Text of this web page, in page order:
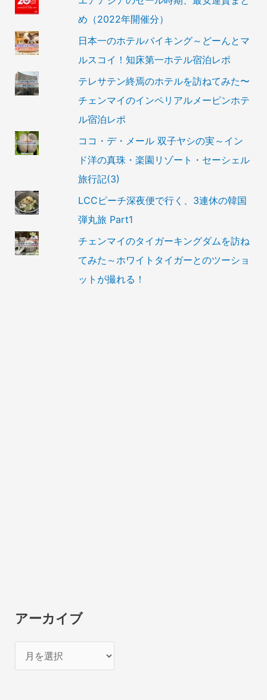
め（2022年開催分）
日本一のホテルバイキング～どーんとマ
ルスコイ！知床第一ホテル宿泊レポ
テレサテン終焉のホテルを訪ねてみた〜
チェンマイのインペリアルメーピンホテ
ル宿泊レポ
ココ・デ・メール 双子ヤシの実～イン
ド洋の真珠・楽園リゾート・セーシェル
旅行記(3)
LCCピーチ深夜便で行く、3連休の韓国
弾丸旅 Part1
チェンマイのタイガーキングダムを訪ね
てみた～ホワイトタイガーとのツーショ
ットが撮れる！
アーカイブ
ー